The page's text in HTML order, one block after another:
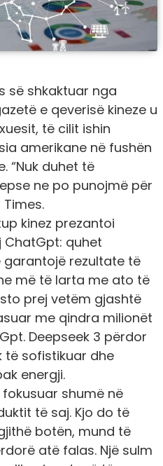
së shkaktuar nga
e qeverisë kineze u
të cilit ishin
amerikane në fushën
“Nuk duhet të
ne po punojmë për
Times.
kinez prezantoi
ChatGpt: quhet
garantojë rezultate të
më të larta me ato të
prej vetëm gjashtë
me qindra milionët
Deepseek 3 përdor
të sofistikuar dhe
energji.
shumë në
të saj. Kjo do të
botën, mund të
atë falas. Një sulm